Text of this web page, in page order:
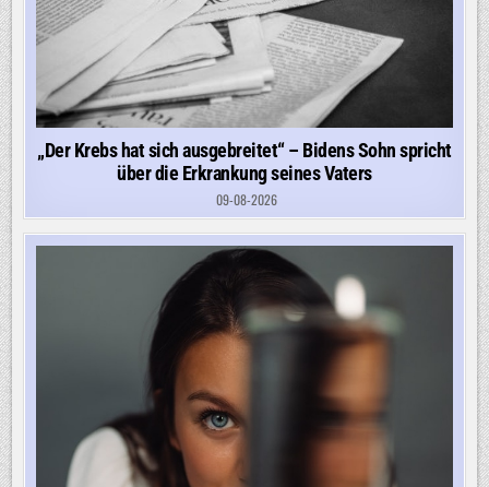
„Der Krebs hat sich ausgebreitet“ – Bidens Sohn spricht
über die Erkrankung seines Vaters
09-08-2026